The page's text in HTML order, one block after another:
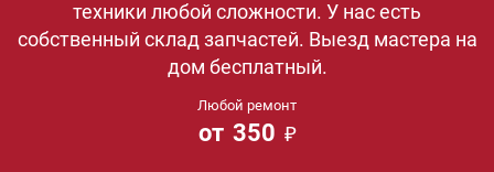
техники любой сложности. У нас есть
собственный склад запчастей. Выезд мастера на
дом бесплатный.
Любой ремонт
от 350